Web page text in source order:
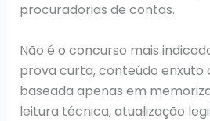
procuradorias de contas.
Não é o concurso mais
prova curta, conteúdo enxuto
baseada apenas em
leitura técnica, atualização